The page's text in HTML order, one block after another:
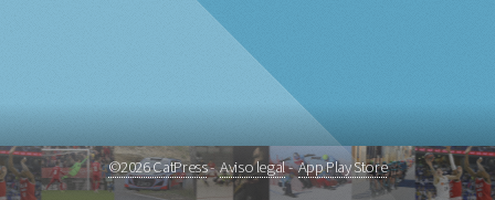
©2026CatPress-Aviso legal-App Play Store